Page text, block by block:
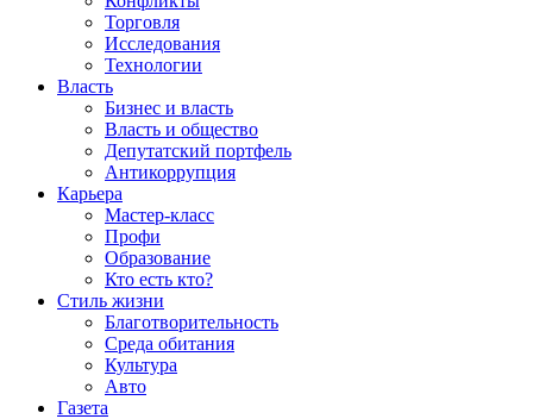
Торговля
Исследования
Технологии
Власть
Бизнес и власть
Власть и общество
Депутатский портфель
Антикоррупция
Карьера
Мастер-класс
Профи
Образование
Кто есть кто?
Стиль жизни
Благотворительность
Среда обитания
Культура
Авто
Газета